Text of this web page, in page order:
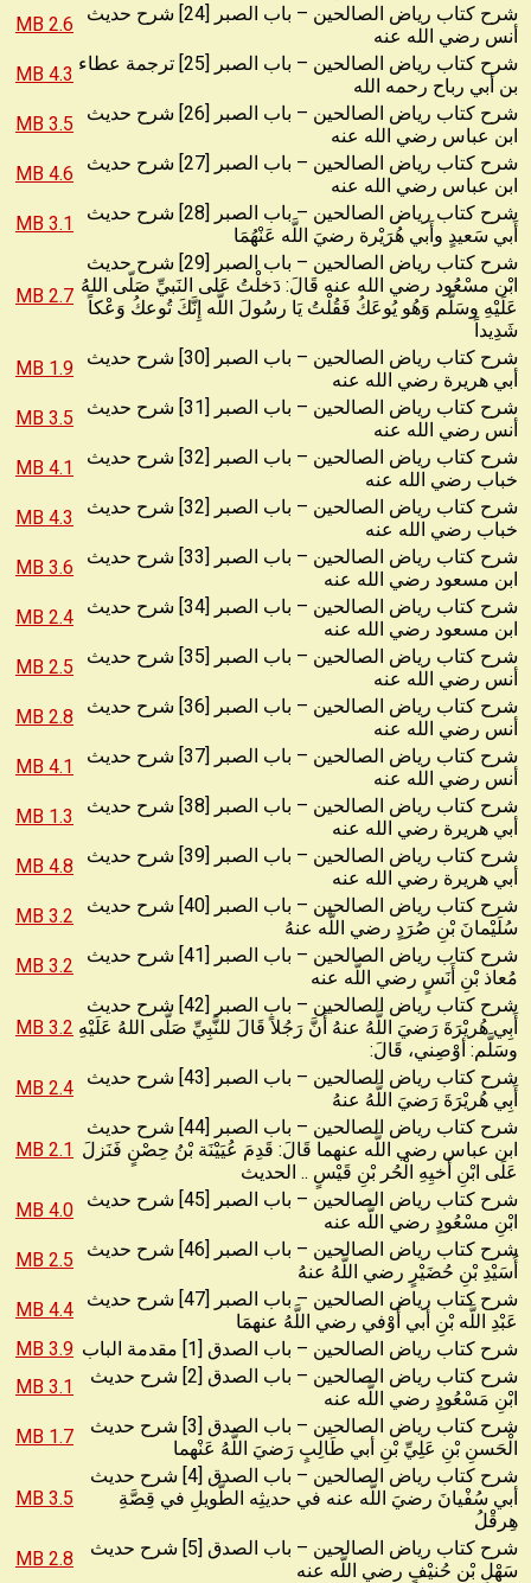
شرح كتاب رياض الصالحين – باب الصبر [24] شرح حديث
أنس رضي الله عنه
2.6 MB
شرح كتاب رياض الصالحين – باب الصبر [25] ترجمة عطاء
بن أبي رباح رحمه الله
4.3 MB
شرح كتاب رياض الصالحين – باب الصبر [26] شرح حديث
ابن عباس رضي الله عنه
3.5 MB
شرح كتاب رياض الصالحين – باب الصبر [27] شرح حديث
ابن عباس رضي الله عنه
4.6 MB
شرح كتاب رياض الصالحين – باب الصبر [28] شرح حديث
أَبي سَعيدٍ وأَبي هُرَيْرة رضيَ اللَّه عَنْهُمَا
3.1 MB
شرح كتاب رياض الصالحين – باب الصبر [29] شرح حديث
ابْن مسْعُود رضي الله عنه قَالَ: دَخلْتُ عَلى النَبيِّ صَلّى اللهُ
عَلَيْهِ وسَلَّم وَهُو يُوعَكُ فَقُلْتُ يَا رسُولَ اللَّه إِنَّكَ تُوعكُ وَعْكاً
شَدِيداً
2.7 MB
شرح كتاب رياض الصالحين – باب الصبر [30] شرح حديث
أبي هريرة رضي الله عنه
1.9 MB
شرح كتاب رياض الصالحين – باب الصبر [31] شرح حديث
أنس رضي الله عنه
3.5 MB
شرح كتاب رياض الصالحين – باب الصبر [32] شرح حديث
خباب رضي الله عنه
4.1 MB
شرح كتاب رياض الصالحين – باب الصبر [32] شرح حديث
خباب رضي الله عنه
4.3 MB
شرح كتاب رياض الصالحين – باب الصبر [33] شرح حديث
ابن مسعود رضي الله عنه
3.6 MB
شرح كتاب رياض الصالحين – باب الصبر [34] شرح حديث
ابن مسعود رضي الله عنه
2.4 MB
شرح كتاب رياض الصالحين – باب الصبر [35] شرح حديث
أنس رضي الله عنه
2.5 MB
شرح كتاب رياض الصالحين – باب الصبر [36] شرح حديث
أنس رضي الله عنه
2.8 MB
شرح كتاب رياض الصالحين – باب الصبر [37] شرح حديث
أنس رضي الله عنه
4.1 MB
شرح كتاب رياض الصالحين – باب الصبر [38] شرح حديث
أبي هريرة رضي الله عنه
1.3 MB
شرح كتاب رياض الصالحين – باب الصبر [39] شرح حديث
أبي هريرة رضي الله عنه
4.8 MB
شرح كتاب رياض الصالحين – باب الصبر [40] شرح حديث
سُلَيْمانَ بْنِ صُرَدٍ رضي اللَّه عنهُ
3.2 MB
شرح كتاب رياض الصالحين – باب الصبر [41] شرح حديث
مُعاذ بْنِ أَنَسٍ رضي اللَّه عنه
3.2 MB
شرح كتاب رياض الصالحين – باب الصبر [42] شرح حديث
أَبِي هُريْرَةَ رَضيَ اللَّهُ عنهُ أَنَّ رَجُلاً قَالَ للنَّبِيِّ صَلّى اللهُ عَلَيْهِ
وسَلَّم: أوْصِني، قَالَ:
3.2 MB
شرح كتاب رياض الصالحين – باب الصبر [43] شرح حديث
أَبِي هُريْرَةَ رَضيَ اللَّهُ عنهُ
2.4 MB
شرح كتاب رياض الصالحين – باب الصبر [44] شرح حديث
ابن عباس رضي اللَّه عنهما قَالَ: قَدِمَ عُيَيْنَة بْنُ حِصْنٍ فَنَزلَ
عَلَى ابْنِ أَخيِهِ الْحُر بْنِ قَيْسٍ .. الحديث
2.1 MB
شرح كتاب رياض الصالحين – باب الصبر [45] شرح حديث
ابْنِ مسْعُودٍ رضي اللَّه عنه
4.0 MB
شرح كتاب رياض الصالحين – باب الصبر [46] شرح حديث
أُسَيْدِ بْنِ حُضَيْرٍ رضي اللَّهُ عنهُ
2.5 MB
شرح كتاب رياض الصالحين – باب الصبر [47] شرح حديث
عَبْدِ اللَّه بْنِ أبي أَوْفي رضي اللَّهُ عنهمَا
4.4 MB
شرح كتاب رياض الصالحين – باب الصدق [1] مقدمة الباب
3.9 MB
شرح كتاب رياض الصالحين – باب الصدق [2] شرح حديث
ابْنِ مَسْعُودٍ رضي اللَّه عنه
3.1 MB
شرح كتاب رياض الصالحين – باب الصدق [3] شرح حديث
الْحَسنِ بْنِ عَلِيِّ بْنِ أبي طَالِبٍ رَضيَ اللَّهُ عَنْهما
1.7 MB
شرح كتاب رياض الصالحين – باب الصدق [4] شرح حديث
أبي سُفْيانَ رضيَ اللَّه عنه في حديثِه الطَّويلِ في قِصَّةِ
هِرقْلُ
3.5 MB
شرح كتاب رياض الصالحين – باب الصدق [5] شرح حديث
سَهْلِ بْنِ حُنيْفٍ رضي اللَّه عنه
2.8 MB